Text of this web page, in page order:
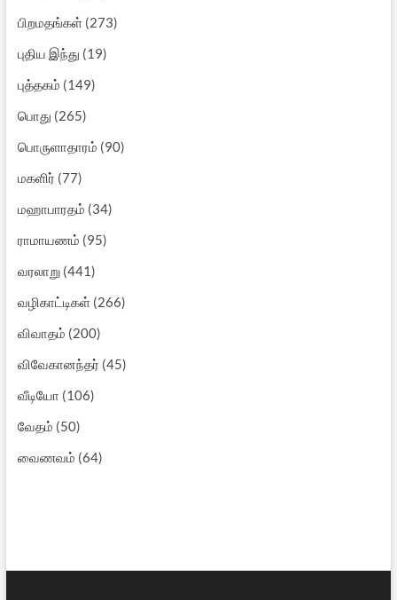
பிறமதங்கள்(273)
புதிய இந்து (19)
புத்தகம் (149)
பொது (265)
பொருளாதாரம் (90)
மகளிர் (77)
மஹாபாரதம் (34)
ராமாயணம் (95)
வரலாறு(441)
வழிகாட்டிகள்(266)
விவாதம் (200)
விவேகானந்தர் (45)
வீடியோ (106)
வேதம் (50)
வைணவம் (64)